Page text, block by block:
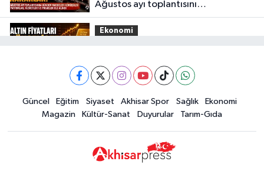
Ağustos ayı toplantısını
gerçekleştirdi
Ekonomi
15:02Akhisar'da sıcak hava etkisini
sürdürüyor! İşte 5 günlük hava
Güncel
14:53
Güncel Eğitim Siyaset Akhisar Spor Sağlık
Ekonomi
Magazin
Kültür-Sanat Duyurular Tarım-Gıda